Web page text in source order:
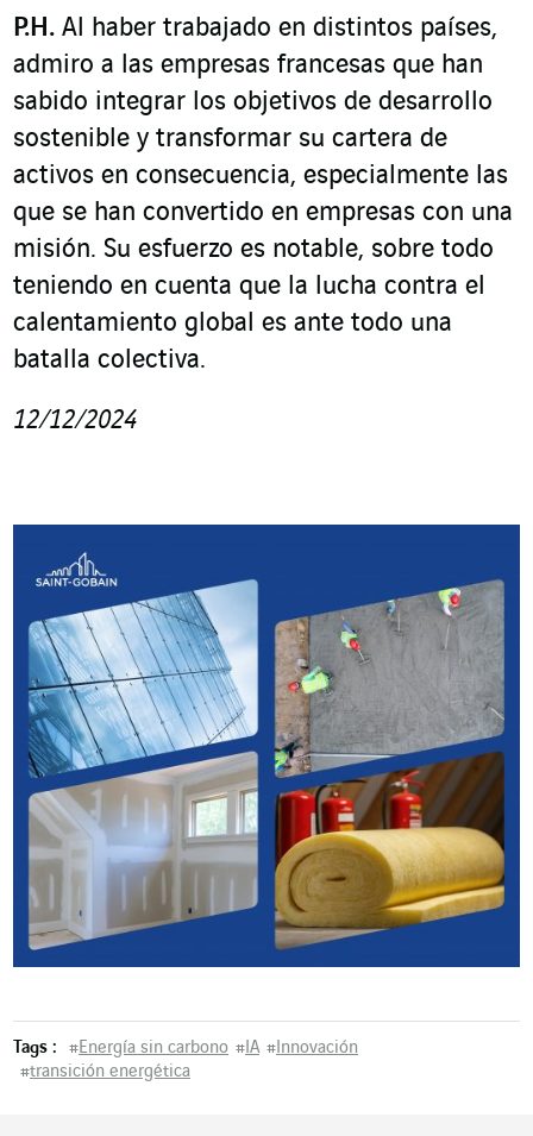
P.H. Al haber trabajado en distintos países,
admiro a las empresas francesas que han
sabido integrar los objetivos de desarrollo
sostenible y transformar su cartera de
activos en consecuencia, especialmente las
que se han convertido en empresas con una
misión. Su esfuerzo es notable, sobre todo
teniendo en cuenta que la lucha contra el
calentamiento global es ante todo una
batalla colectiva.
12/12/2024
Tags : #Energía sin carbono # IA # Innovación
#transición energética